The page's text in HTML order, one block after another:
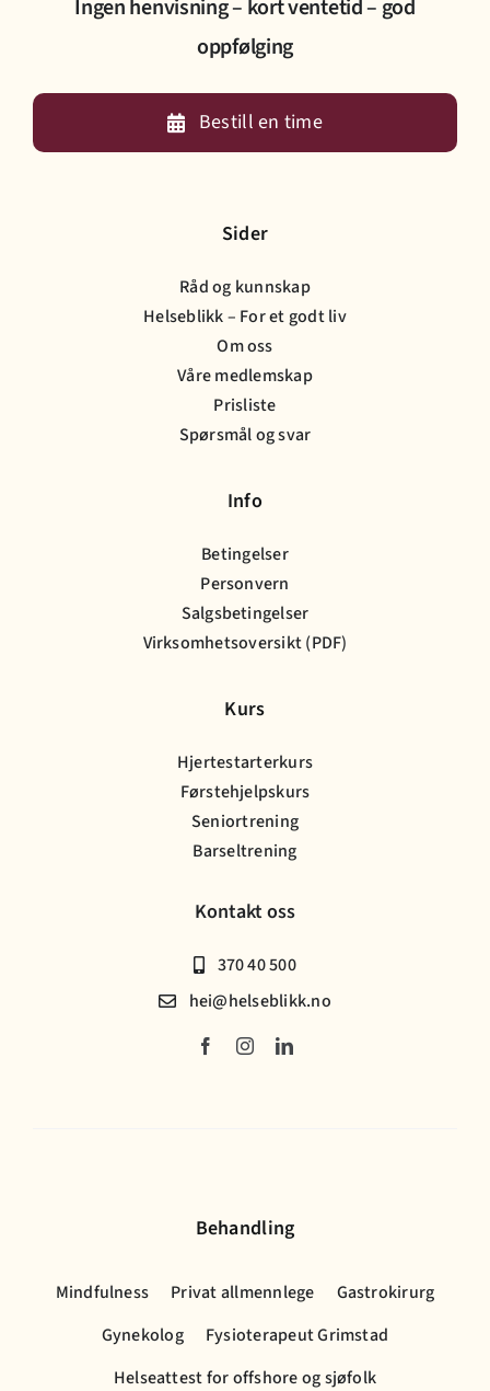
Ingen henvisning – kort ventetid – god
oppfølging
Bestill en time
Sider
Råd og kunnskap
Helseblikk – For et godt liv
Om oss
Våre medlemskap
Prisliste
Spørsmål og svar
Info
Betingelser
Personvern
Salgsbetingelser
Virksomhetsoversikt (PDF)
Kurs
Hjertestarterkurs
Førstehjelpskurs
Seniortrening
Barseltrening
Kontakt oss
370 40 500
hei@helseblikk.no
Behandling
Mindfulness Privat allmennlege
Gastrokirurg
Gynekolog
Fysioterapeut Grimstad
Helseattest for offshore og sjøfolk